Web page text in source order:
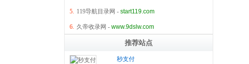
5. 119导航目录网 - start119.com
6. 久帝收录网 - www.9dslw.com
推荐站点
秒支付